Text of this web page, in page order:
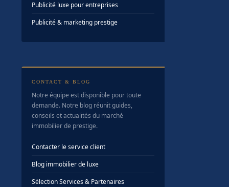
Publicité luxe pour entreprises
Publicité & marketing prestige
CONTACT & BLOG
Notre équipe est disponible pour toute
demande. Notre blog réunit guides,
conseils et actualités du marché
immobilier de prestige.
Contacter le service client
Blog immobilier de luxe
Sélection Services & Partenaires